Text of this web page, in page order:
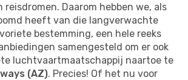
reisdromen. Daarom hebben we, als
heeft van die langverwachte
bestemming, een hele reeks
samengesteld om er ook
luchtvaartmaatschappij naartoe te
(AZ). Precies! Of het nu voor